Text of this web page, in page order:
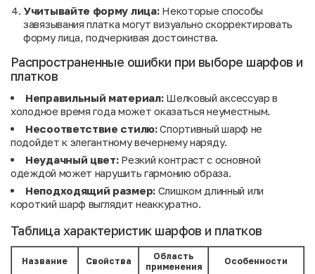
Учитывайте форму лица:Некоторые способы
завязывания платка могут визуально скорректировать
форму лица, подчеркивая достоинства.
Распространенные ошибки при выборе шарфов и
платков
Неправильный материал:Шелковый аксессуар в
холодное время года может оказаться неуместным.
Несоответствие стилю:Спортивный шарф не
подойдет к элегантному вечернему наряду.
Неудачный цвет:Резкий контраст с основной
одеждой может нарушить гармонию образа.
Неподходящий размер: Слишком длинный или
короткий шарф выглядит неаккуратно.
Таблица характеристик шарфов и платков
Название Свойства
Область
применения
Особенности